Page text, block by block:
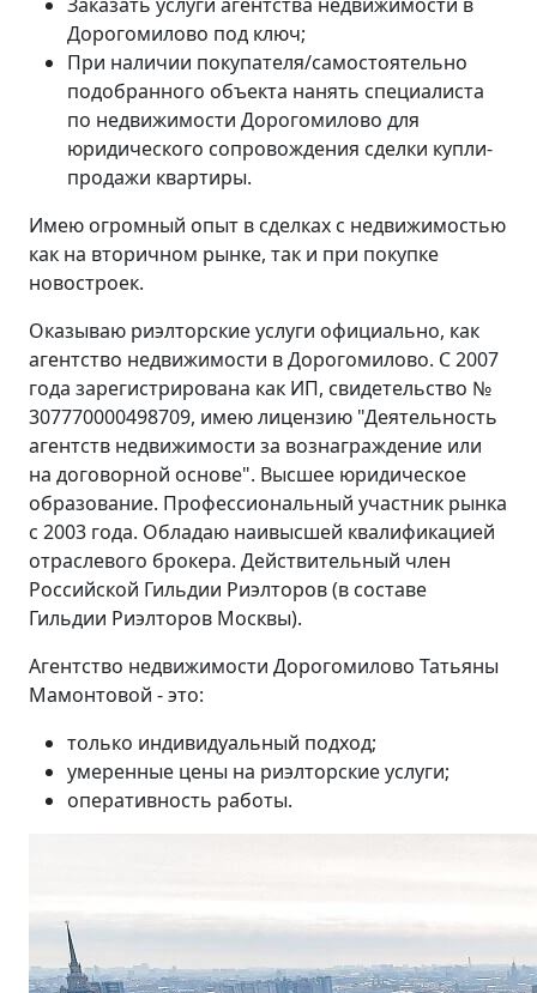
Дорогомилово под ключ;
При наличии покупателя/самостоятельно
подобранного объекта нанять специалиста
по недвижимости Дорогомилово для
юридического сопровождения сделки купли-
продажи квартиры.
Имею огромный опыт в сделках с недвижимостью
как на вторичном рынке, так и при покупке
новостроек.
Оказываю риэлторские услуги официально, как
агентство недвижимости в Дорогомилово. С 2007
года зарегистрирована как ИП, свидетельство №
307770000498709, имею лицензию "Деятельность
агентств недвижимости за вознаграждение или
на договорной основе". Высшее юридическое
образование. Профессиональный участник рынка
с 2003 года. Обладаю наивысшей квалификацией
отраслевого брокера. Действительный член
Российской Гильдии Риэлторов (в составе
Гильдии Риэлторов Москвы).
Агентство недвижимости Дорогомилово Татьяны
Мамонтовой - это:
только индивидуальный подход;
умеренные цены на риэлторские услуги;
оперативность работы.